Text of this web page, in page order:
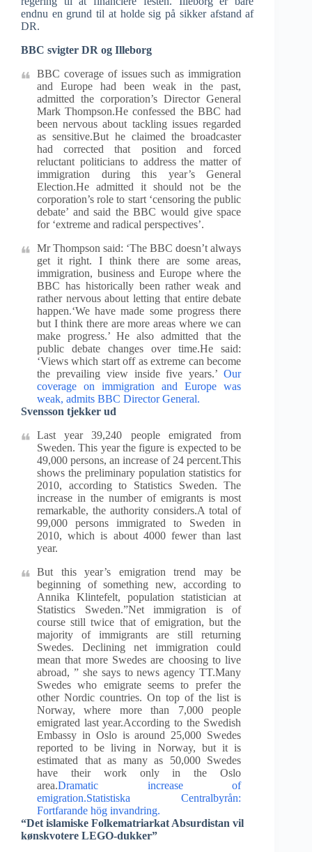
endnu en grund til at holde sig på sikker afstand af
DR.
BBC svigter DR og Illeborg
BBC coverage of issues such as immigration
and Europe had been weak in the past,
admitted the corporation’s Director General
Mark Thompson.He confessed the BBC had
been nervous about tackling issues regarded
as sensitive.But he claimed the broadcaster
had corrected that position and forced
reluctant politicians to address the matter of
immigration during this year’s General
Election.He admitted it should not be the
corporation’s role to start ‘censoring the public
debate’ and said the BBC would give space
for ‘extreme and radical perspectives’.
Mr Thompson said: ‘The BBC doesn’t always
get it right. I think there are some areas,
immigration, business and Europe where the
BBC has historically been rather weak and
rather nervous about letting that entire debate
happen.‘We have made some progress there
but I think there are more areas where we can
make progress.’ He also admitted that the
public debate changes over time.He said:
‘Views which start off as extreme can become
the prevailing view inside five years.’Our
coverage on immigration and Europe was
weak, admits BBC Director General.
Svensson tjekker ud
Last year 39,240 people emigrated from
Sweden. This year the figure is expected to be
49,000 persons, an increase of 24 percent.This
shows the preliminary population statistics for
2010, according to Statistics Sweden. The
increase in the number of emigrants is most
remarkable, the authority considers.A total of
99,000 persons immigrated to Sweden in
2010, which is about 4000 fewer than last
year.
But this year’s emigration trend may be
beginning of something new, according to
Annika Klintefelt, population statistician at
Statistics Sweden.”Net immigration is of
course still twice that of emigration, but the
majority of immigrants are still returning
Swedes. Declining net immigration could
mean that more Swedes are choosing to live
abroad, ” she says to news agency TT.Many
Swedes who emigrate seems to prefer the
other Nordic countries. On top of the list is
Norway, where more than 7,000 people
emigrated last year.According to the Swedish
Embassy in Oslo is around 25,000 Swedes
reported to be living in Norway, but it is
estimated that as many as 50,000 Swedes
have their work only in the Oslo
area.Dramatic increase of
emigration.Statistiska Centralbyrån:
Fortfarande hög invandring.
“Det islamiske Folkematriarkat Absurdistan vil
kønskvotere LEGO-dukker”